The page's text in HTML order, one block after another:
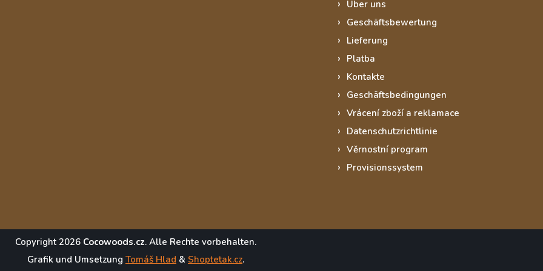
Über uns
Geschäftsbewertung
Lieferung
Platba
Kontakte
Geschäftsbedingungen
Vrácení zboží a reklamace
Datenschutzrichtlinie
Věrnostní program
Provisionssystem
Copyright 2026 Cocowoods.cz. Alle Rechte vorbehalten.
Grafik und Umsetzung Tomáš Hlad & Shoptetak.cz.